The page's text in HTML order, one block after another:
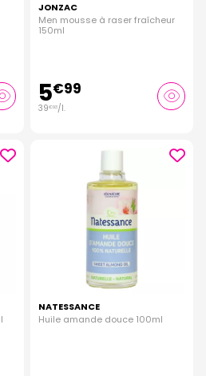
JONZAC
Men mousse à raser fraîcheur
150ml
5€99
39€93/l.
NATESSANCE
Huile amande douce 100ml